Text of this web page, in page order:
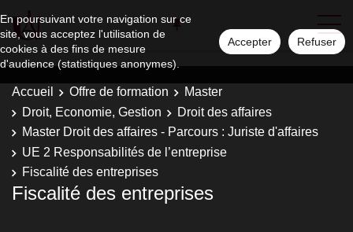
En poursuivant votre navigation sur ce
site, vous acceptez l'utilisation de
cookies à des fins de mesure
d'audience (statistiques anonymes).
Accepter Refuser
Accueil Offre de formation
Master
Droit, Economie, Gestion
Droit des affaires
Master Droit des affaires - Parcours : Juriste d'affaires
UE 2 Responsabilités de l’entreprise
Fiscalité des entreprises
Fiscalité des entreprises